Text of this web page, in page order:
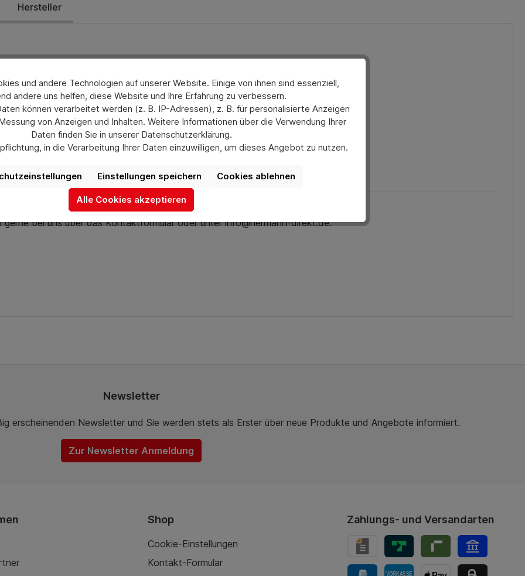
Hersteller
bei uns über das Kontaktformular oder unter info@hermann-direkt.de.
Newsletter
erscheinenden Newsletter und Sie werden stets als Erster über neue Produkte und Angebote informiert.
Zur Newsletter Anmeldung
Shop
Cookie-Einstellungen
Kontakt-Formular
Zahlungs- und Versandarten
und andere Technologien auf unserer Website. Einige von ihnen sind essenziell,
andere uns helfen, diese Website und Ihre Erfahrung zu verbessern.
können verarbeitet werden (z. B. IP-Adressen), z. B. für personalisierte Anzeigen
von Anzeigen und Inhalten. Weitere Informationen über die Verwendung Ihrer
Daten finden Sie in unserer Datenschutzerklärung.
in die Verarbeitung Ihrer Daten einzuwilligen, um dieses Angebot zu nutzen.
individueller Einstellungen möglicherweise nicht alle Funktionen der Website
verfügbar sind.
Mehr Informationen
Cookies ablehnen
Einstellungen speichern
Alle Cookies akzeptieren